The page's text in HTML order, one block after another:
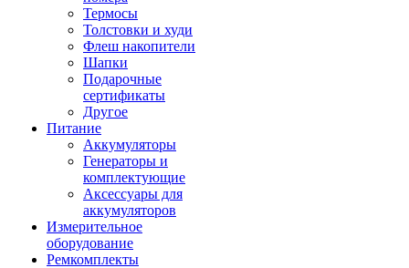
Термосы
Толстовки и худи
Флеш накопители
Шапки
Подарочные
сертификаты
Другое
Питание
Аккумуляторы
Генераторы и
комплектующие
Аксессуары для
аккумуляторов
Измерительное
оборудование
Ремкомплекты